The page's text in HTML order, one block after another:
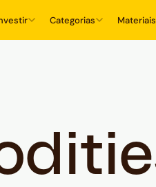
Categorias Materiais